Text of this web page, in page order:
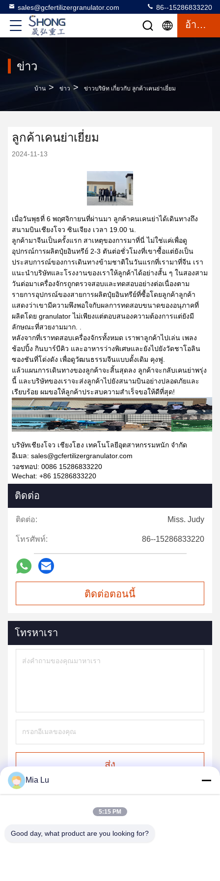
sales@gcfertilizergranulator.com 86--15286833220
อ้างอิง
ข่าว
บ้าน > ข่าว > ข่าวบริษัท เกี่ยวกับ ลูกค้าเคนย่าเยี่ยม
ลูกค้าเคนย่าเยี่ยม
2024-11-13
เมื่อวันพุธที่ 6 พฤศจิกายนที่ผ่านมา ลูกค้าคนเคนย่าได้เดินทางถึง
สนามบินเชียงโจว ซินเจียง เวลา 19.00 น.
ลูกค้ามาจีนเป็นครั้งแรก สาเหตุของการมาที่นี่ ไม่ใช่แค่เพื่อดู
อุปกรณ์การผลิตปุ๋ยอินทรีย์ 2-3 ตันต่อชั่วโมงที่เขาซื้อแต่ยังเป็น
ประสบการณ์ของการเดินทางข้ามชาติในวันแรกที่เรามาที่จีน เรา
แนะนําบริษัทและโรงงานของเราให้ลูกค้าได้อย่างสั้น ๆ ในสองสาม
วันต่อมาเครื่องจักรถูกตรวจสอบและทดสอบอย่างต่อเนื่องตาม
รายการอุปกรณ์ของสายการผลิตปุ๋ยอินทรีย์ที่ซื้อโดยลูกค้าลูกค้า
แสดงว่าเขามีความพึงพอใจกับผลการทดสอบขนาดของอนุภาคที่
ผลิตโดย granulator ไม่เพียงแต่ตอบสนองความต้องการแต่ยังมี
ลักษณะที่สวยงามมาก. .
หลังจากที่เราทดสอบเครื่องจักรทั้งหมด เราพาลูกค้าไปเล่น เพลง
ช้อปปิ้ง กินบาร์บีคิว และอาหารว่างพิเศษและยังไปยังวัดชาโอลิน
ซองชันที่โด่งดัง เพื่อดูวัฒนธรรมจีนแบบดั้งเดิม คุงฟู.
แล้วแผนการเดินทางของลูกค้าจะสิ้นสุดลง ลูกค้าจะกลับเคนย่าพรุ่ง
นี้ และบริษัทของเราจะส่งลูกค้าไปยังสนามบินอย่างปลอดภัยและ
เรียบร้อย ผมขอให้ลูกค้าประสบความสําเร็จขอให้ดีที่สุด!
บริษัทเชียงโจว เชียงโฮง เทคโนโลยีอุตสาหกรรมหนัก จํากัด
อีเมล: sales@gcfertilizergranulator.com
วอชทอป: 0086 15286833220
Wechat: +86 15286833220
ติดต่อ
ติดต่อ: Miss. Judy
โทรศัพท์: 86--15286833220
ติดต่อตอนนี้
โทรหาเรา
ส่ง
Mia Lu
5:15 PM
Good day, what product are you looking for?